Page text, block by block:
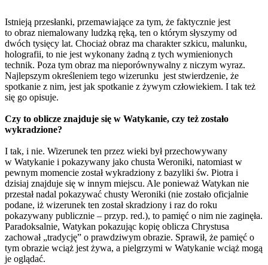
Istnieją przesłanki, przemawiające za tym, że faktycznie jest
to obraz niemalowany ludzką ręką, ten o którym słyszymy od
dwóch tysięcy lat. Chociaż obraz ma charakter szkicu, malunku,
holografii, to nie jest wykonany żadną z tych wymienionych
technik. Poza tym obraz ma nieporównywalny z niczym wyraz.
Najlepszym określeniem tego wizerunku jest stwierdzenie, że
spotkanie z nim, jest jak spotkanie z żywym człowiekiem. I tak też
się go opisuje.
Czy to oblicze znajduje się w Watykanie, czy też zostało
wykradzione?
I tak, i nie. Wizerunek ten przez wieki był przechowywany
w Watykanie i pokazywany jako chusta Weroniki, natomiast w
pewnym momencie został wykradziony z bazyliki św. Piotra i
dzisiaj znajduje się w innym miejscu. Ale ponieważ Watykan nie
przestał nadal pokazywać chusty Weroniki (nie zostało oficjalnie
podane, iż wizerunek ten został skradziony i raz do roku
pokazywany publicznie – przyp. red.), to pamięć o nim nie zaginęła.
Paradoksalnie, Watykan pokazując kopię oblicza Chrystusa
zachował „tradycję” o prawdziwym obrazie. Sprawił, że pamięć o
tym obrazie wciąż jest żywa, a pielgrzymi w Watykanie wciąż mogą
je oglądać.